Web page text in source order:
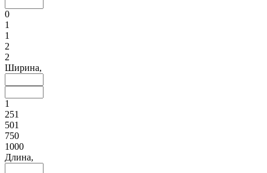
0
1
1
2
2
Ширина,
1
251
501
750
1000
Длина,